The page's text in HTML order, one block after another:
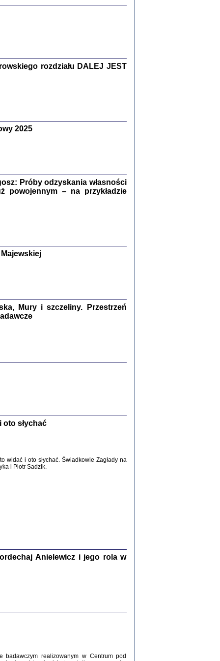
Warszawa 2018
Warszawa 2017
PRZESZLI ...
w bunkrze (Żółkiew 1942-1944)
opatrzyła Barbara Engelking i Havi Dreifuss
rozdziału DALEJ JEST
2025
Próby odzyskania własności
powojennym – na przykładzie
Mury i szczeliny. Przestrzeń
oto słychać
widać i oto słychać. Świadkowie Zagłady na
i Piotr Sadzik.
Anielewicz i jego rola w
badawczym realizowanym w Centrum pod